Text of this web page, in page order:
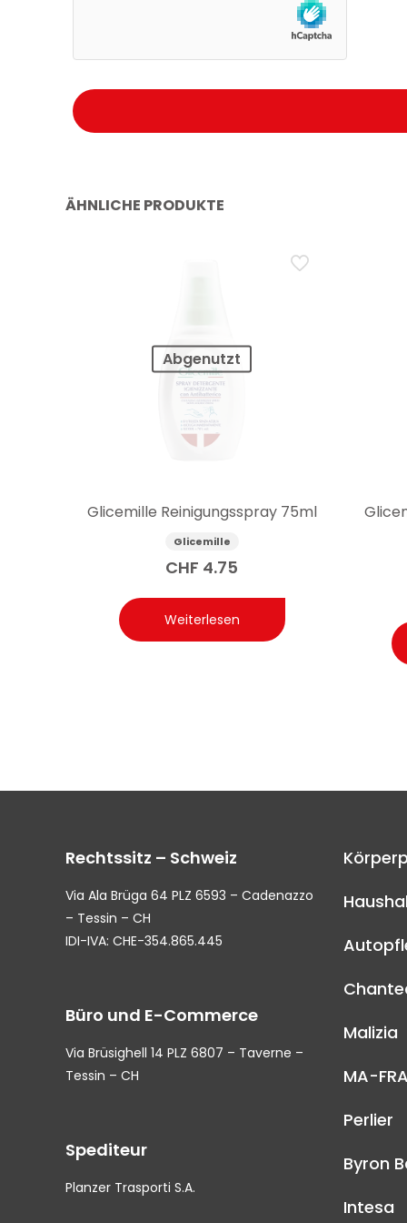
Energie und Verführung bei jeder Dusche tanken
ÄHNLICHE PRODUKTE
Abgenutzt
Glicemille Reinigungsspray 75ml
Glicemille
CHF 4.75
Weiterlesen
Rechtssitz – Schweiz
Via Ala Brüga 64 PLZ 6593 – Cadenazzo
– Tessin – CH
IDI-IVA: CHE-354.865.445
Büro und E-Commerce
Via Brüsighell 14 PLZ 6807 – Taverne –
Tessin – CH
Spediteur
Planzer Trasporti S.A.
Malizia
MA-FRA
Perlier
Byron
Intesa